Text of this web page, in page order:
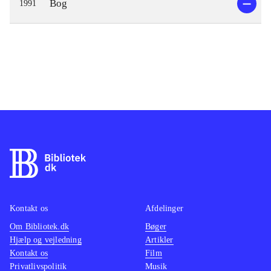
1991 Bog
Kontakt os
Om Bibliotek.dk
Hjælp og vejledning
Kontakt os
Privatlivspolitik
Afdelinger
Bøger
Artikler
Film
Musik